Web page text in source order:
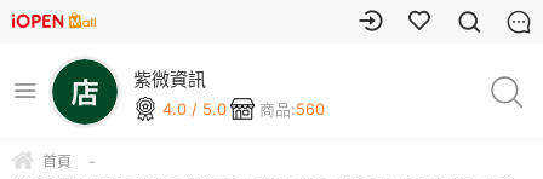
紫微資訊
4.0 / 5.0 商品:560
首頁
-